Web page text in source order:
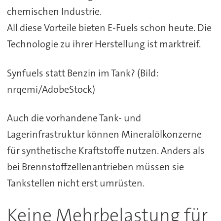
chemischen Industrie.
All diese Vorteile bieten E-Fuels schon heute. Die
Technologie zu ihrer Herstellung ist marktreif.
Synfuels statt Benzin im Tank? (Bild:
nrqemi/AdobeStock)
Auch die vorhandene Tank- und
Lagerinfrastruktur können Mineralölkonzerne
für synthetische Kraftstoffe nutzen. Anders als
bei Brennstoffzellenantrieben müssen sie
Tankstellen nicht erst umrüsten.
Keine Mehrbelastung für